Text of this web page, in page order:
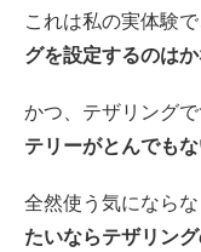
これは私の実体験で
グを設定するのは
かつ、テザリングで
テリーがとんでも
全然使う気にならな
たいならテザリン